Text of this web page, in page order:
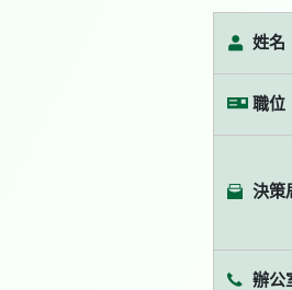
姓名
職位
決策
辦公